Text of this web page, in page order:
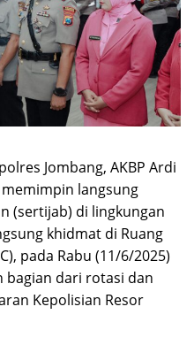
Jombang, AKBP Ardi
memimpin langsung
(sertijab) di lingkungan
khidmat di Ruang
pada Rabu (11/6/2025)
bagian dari rotasi dan
Kepolisian Resor